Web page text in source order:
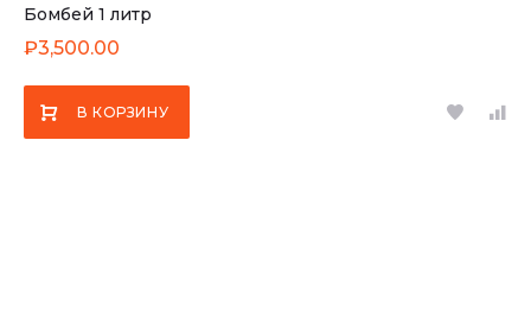
Бомбей 1 литр
₽3,500.00
В КОРЗИНУ